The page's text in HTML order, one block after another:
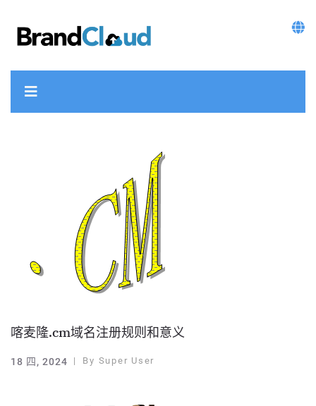
喀麦隆.cm域名注册规则和意义
18 四, 2024 By Super User